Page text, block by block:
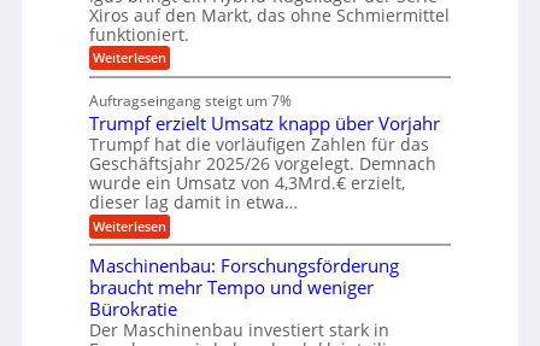
g
e
n
a
s
c
h
i
e
n
b
a
u
r
e
i
s
a
u
f
s
c
h
i
e
e
n
f
ü
h
r
u
n
g
e
B
S
C
Xiros auf den Markt, das ohne Schmiermittel
funktioniert.
Weiterlesen:
W
r
t
u
n
g
s
f
r
e
i
e
s
H
y
Auftragseingang steigt um 7%
Trumpf erzielt Umsatz knapp über Vorjahr
Trumpf hat die vorläufigen Zahlen für das
Geschäftsjahr 2025/26 vorgelegt. Demnach
wurde ein Umsatz von 4,3Mrd.€ erzielt,
dieser lag damit in etwa…
Weiterlesen:
T
u
m
p
f
Maschinenbau: Forschungsförderung
braucht mehr Tempo und weniger
Bürokratie
Der Maschinenbau investiert stark in